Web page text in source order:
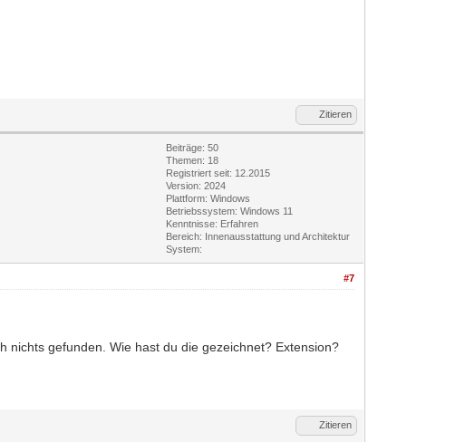
Zitieren
Beiträge: 50
Themen: 18
Registriert seit: 12.2015
Version: 2024
Plattform: Windows
Betriebssystem: Windows 11
Kenntnisse: Erfahren
Bereich: Innenausstattung und Architektur
System:
#7
nichts gefunden. Wie hast du die gezeichnet? Extension?
Zitieren